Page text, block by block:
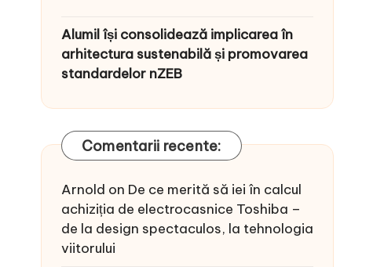
Alumil își consolidează implicarea în
arhitectura sustenabilă și promovarea
standardelor nZEB
Comentarii recente:
Arnold on De ce merită să iei în calcul
achiziția de electrocasnice Toshiba –
de la design spectaculos, la tehnologia
viitorului